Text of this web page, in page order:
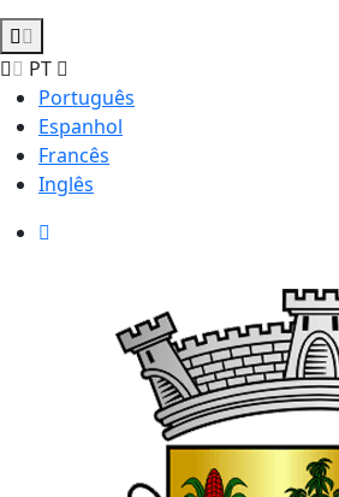
PT
Português
Espanhol
Francês
Inglês